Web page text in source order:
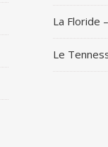
La Floride
Le